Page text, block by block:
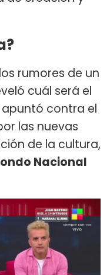
rumores de un
cuál será el
contra el
las nuevas
de la cultura,
Nacional